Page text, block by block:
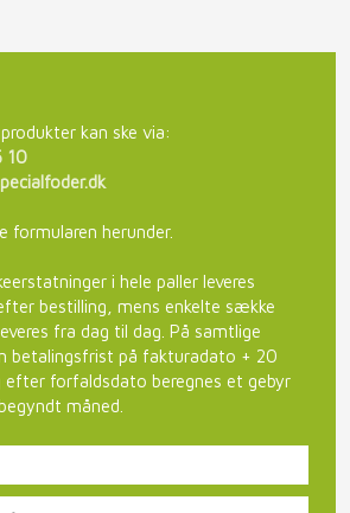
kan ske via:​
10
formularen herunder.​
i hele paller leveres
bestilling, mens enkelte sække
fra dag til dag. På samtlige
betalingsfrist på fakturadato + 20
efter forfaldsdato beregnes et gebyr
måned.